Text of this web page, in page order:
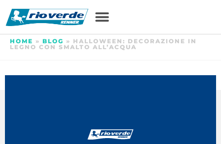
HOME » BLOG » HALLOWEEN: DECORAZIONE IN
LEGNO CON SMALTO ALL’ACQUA